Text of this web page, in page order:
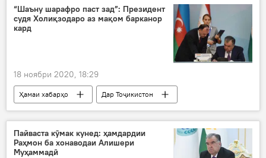
Тандурустӣ
“Шаъну шарафро паст зад”: Президент
судя Холиқзодаро аз мақом барканор
кард
18 ноябри 2020, 18:29
Ҳамаи хабарҳо
Дар Тоҷикистон
Рӯйдод, ҷиноят ва ҳолатҳои фавқулода
фармон
Пайваста кӯмак кунед: ҳамдардии
Раҳмон ба хонаводаи Алишери
Муҳаммадӣ